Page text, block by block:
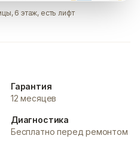
6 этаж, есть лифт
Гарантия
12 месяцев
Диагностика
Бесплатно перед ремонтом